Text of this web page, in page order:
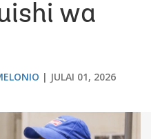
wa
JULAI 01, 2026